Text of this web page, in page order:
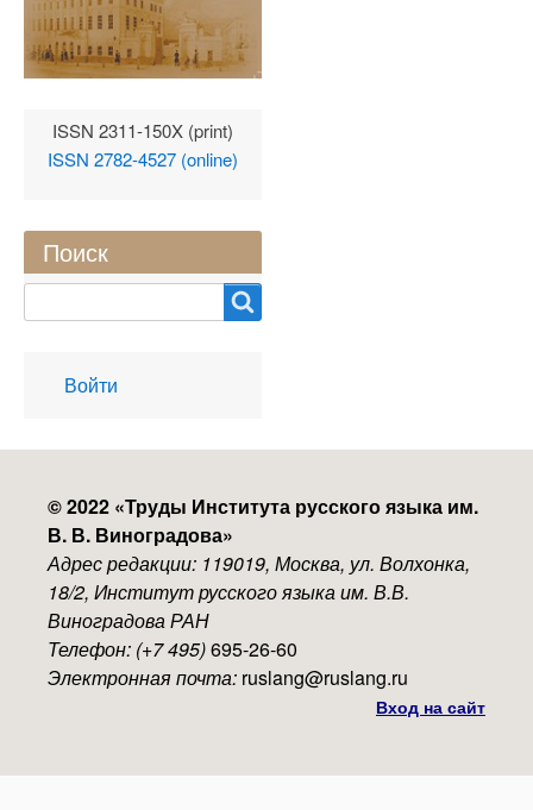
ISSN 2311-150X (print)
ISSN 2782-4527 (online)
Поиск
User
account
Войти
© 2022 «Труды Института русского языка им.
В. В. Виноградова»
Адрес редакции: 119019, Москва, ул. Волхонка,
18/2, Институт русского языка им. В.В.
Виноградова РАН
Телефон: (+7 495)695-26-60
Электронная почта: ruslang@ruslang.ru
Вход на сайт